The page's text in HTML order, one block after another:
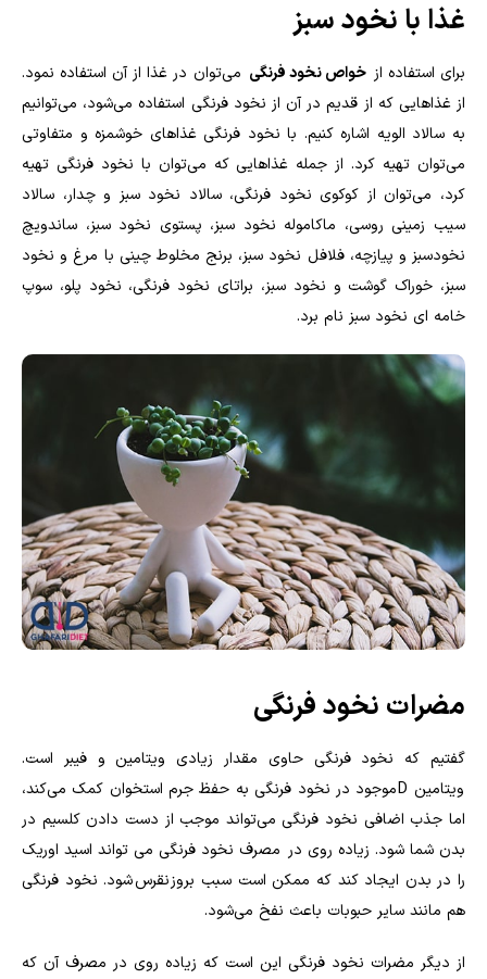
غذا با نخود سبز
برای استفاده از خواص نخود فرنگی می‌توان در غذا از آن استفاده نمود.
از غذاهایی که از قدیم در آن از نخود فرنگی استفاده می‌شود، می‌توانیم
به سالاد الویه اشاره کنیم. با نخود فرنگی غذاهای خوشمزه و متفاوتی
می‌توان تهیه کرد. از جمله غذاهایی که می‌توان با نخود فرنگی تهیه
کرد، می‌توان از کوکوی نخود فرنگی، سالاد نخود سبز و چدار، سالاد
سیب زمینی روسی، ماکاموله نخود سبز، پستوی نخود سبز، ساندویچ
نخودسبز و پیازچه، فلافل نخود سبز، برنج مخلوط چینی با مرغ و نخود
سبز، خوراک گوشت و نخود سبز، براتای نخود فرنگی، نخود پلو، سوپ
خامه ای نخود سبز نام برد.
مضرات نخود فرنگی
گفتیم که نخود فرنگی حاوی مقدار زیادی ویتامین و فیبر است.
ویتامین Dموجود در نخود فرنگی به حفظ جرم استخوان کمک می‌کند،
اما جذب اضافی نخود فرنگی می‌تواند موجب از دست دادن کلسیم در
بدن شما شود. زیاده روی در مصرف نخود فرنگی می تواند اسید اوریک
را در بدن ایجاد کند که ممکن است سبب بروز نقرس شود. نخود فرنگی
هم مانند سایر حبوبات باعث نفخ می‌شود.
از دیگر مضرات نخود فرنگی این است که زیاده روی در مصرف آن که